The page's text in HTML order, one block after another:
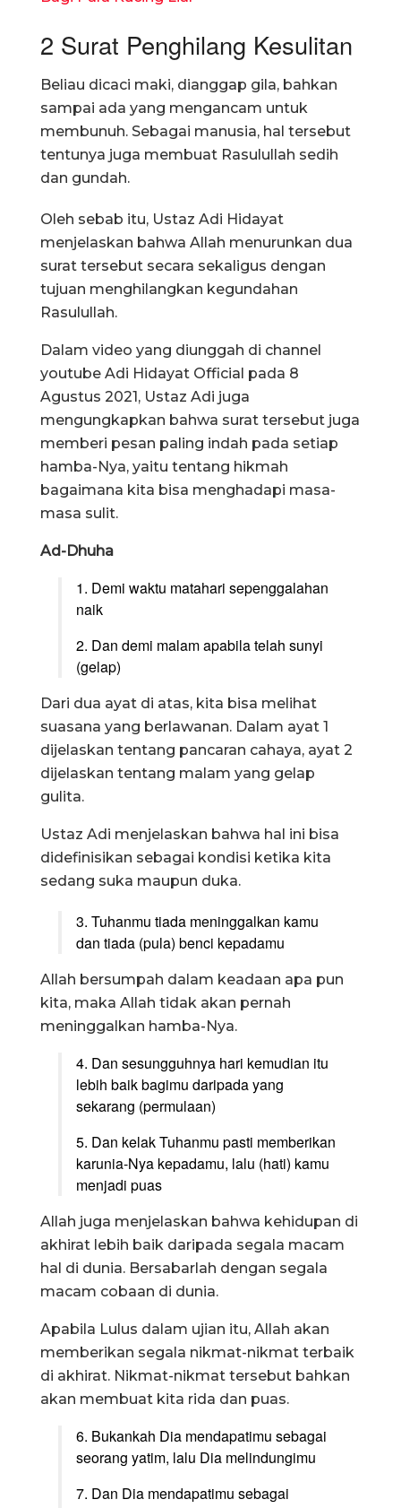
2 Surat Penghilang Kesulitan
Beliau dicaci maki, dianggap gila, bahkan
sampai ada yang mengancam untuk
membunuh. Sebagai manusia, hal tersebut
tentunya juga membuat Rasulullah sedih
dan gundah.
Oleh sebab itu, Ustaz Adi Hidayat
menjelaskan bahwa Allah menurunkan dua
surat tersebut secara sekaligus dengan
tujuan menghilangkan kegundahan
Rasulullah.
Dalam video yang diunggah di channel
youtube Adi Hidayat Official pada 8
Agustus 2021, Ustaz Adi juga
mengungkapkan bahwa surat tersebut juga
memberi pesan paling indah pada setiap
hamba-Nya, yaitu tentang hikmah
bagaimana kita bisa menghadapi masa-
masa sulit.
Ad-Dhuha
1. Demi waktu matahari sepenggalahan
naik
2. Dan demi malam apabila telah sunyi
(gelap)
Dari dua ayat di atas, kita bisa melihat
suasana yang berlawanan. Dalam ayat 1
dijelaskan tentang pancaran cahaya, ayat 2
dijelaskan tentang malam yang gelap
gulita.
Ustaz Adi menjelaskan bahwa hal ini bisa
didefinisikan sebagai kondisi ketika kita
sedang suka maupun duka.
3. Tuhanmu tiada meninggalkan kamu
dan tiada (pula) benci kepadamu
Allah bersumpah dalam keadaan apa pun
kita, maka Allah tidak akan pernah
meninggalkan hamba-Nya.
4. Dan sesungguhnya hari kemudian itu
lebih baik bagimu daripada yang
sekarang (permulaan)
5. Dan kelak Tuhanmu pasti memberikan
karunia-Nya kepadamu, lalu (hati) kamu
menjadi puas
Allah juga menjelaskan bahwa kehidupan di
akhirat lebih baik daripada segala macam
hal di dunia. Bersabarlah dengan segala
macam cobaan di dunia.
Apabila Lulus dalam ujian itu, Allah akan
memberikan segala nikmat-nikmat terbaik
di akhirat. Nikmat-nikmat tersebut bahkan
akan membuat kita rida dan puas.
6. Bukankah Dia mendapatimu sebagai
seorang yatim, lalu Dia melindungimu
7. Dan Dia mendapatimu sebagai